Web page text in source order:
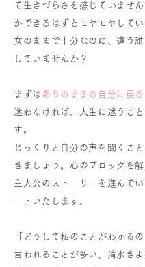
て生きづらさを感じていませ
かできるはずとモヤモヤして
女のままで十分なのに、違う
していませんか？
まずは ありのままの自分に戻る
迷わなければ、人生に迷うこ
す。
じっくりと自分の声を聞くこ
きましょう。心のブロックを
主人公のストーリーを進んで
ートいたします。
「どうして私のことがわかる
言われることが多い、清水き